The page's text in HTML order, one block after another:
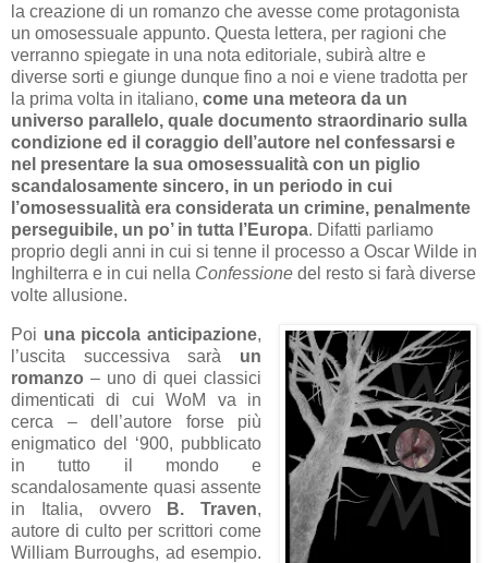
la creazione di un romanzo che avesse come protagonista
un omosessuale appunto. Questa lettera, per ragioni che
verranno spiegate in una nota editoriale, subirà altre e
diverse sorti e giunge dunque fino a noi e viene tradotta per
la prima volta in italiano, come una meteora da un
universo parallelo, quale documento straordinario sulla
condizione ed il coraggio dell’autore nel confessarsi e
nel presentare la sua omosessualità con un piglio
scandalosamente sincero, in un periodo in cui
l’omosessualità era considerata un crimine, penalmente
perseguibile, un po’ in tutta l’Europa. Difatti parliamo
proprio degli anni in cui si tenne il processo a Oscar Wilde in
Inghilterra e in cui nella Confessione del resto si farà diverse
volte allusione.
Poi una piccola anticipazione,
l’uscita successiva sarà un
romanzo – uno di quei classici
dimenticati di cui WoM va in
cerca – dell’autore forse più
enigmatico del ‘900, pubblicato
in tutto il mondo e
scandalosamente quasi assente
in Italia, ovvero
B. Traven,
autore di culto per scrittori come
William Burroughs, ad esempio.